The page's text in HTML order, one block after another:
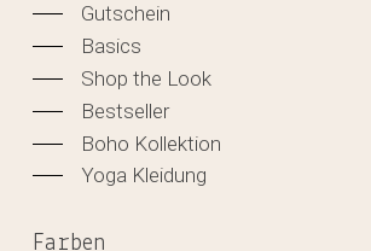
Gutschein
Basics
Shop the Look
Bestseller
Boho Kollektion
Yoga Kleidung
Farben